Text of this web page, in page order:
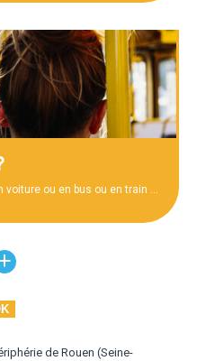
voiture ou en bus ou en train …
de Rouen (Seine-